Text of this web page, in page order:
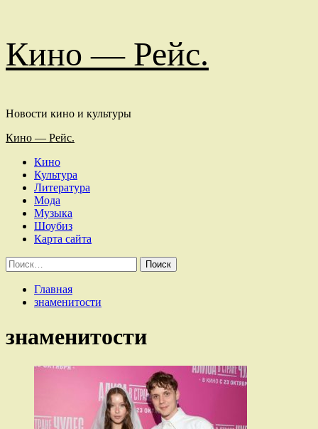
содержимому
Кино — Рейс.
Новости кино и культуры
Основное
Кино — Рейс.
Кино
Культура
Литература
Мода
Музыка
Шоубиз
Карта сайта
Найти:
Главная
знаменитости
знаменитости